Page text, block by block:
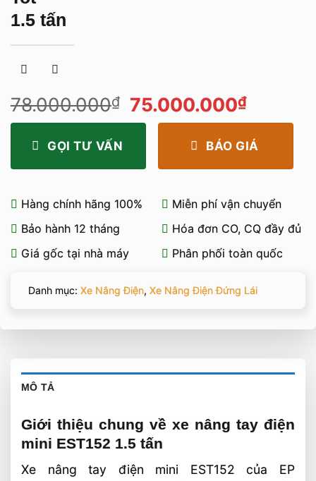
1.5 tấn
78.000.000₫
Giá
gốc
78.000.000₫.
75.000.000₫Giá
hiện
tại
GỌI TƯ VẤN BÁO GIÁ
Hàng chính hãng 100%
Miễn phí vận chuyển
Bảo hành 12 tháng
Hóa đơn CO, CQ đầy đủ
Giá gốc tại nhà máy
Phân phối toàn quốc
Danh mục: Xe Nâng Điện, Xe Nâng Điện Đứng Lái
MÔ TẢ
Giới thiệu chung về xe nâng tay điện
mini EST152 1.5 tấn
Xe nâng tay điện mini EST152 của EP